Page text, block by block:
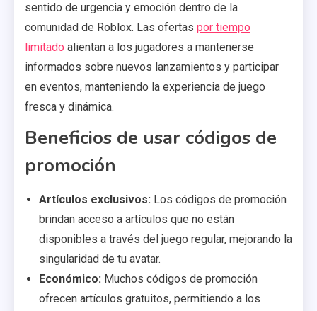
sentido de urgencia y emoción dentro de la
comunidad de Roblox. Las ofertas por tiempo
limitado alientan a los jugadores a mantenerse
informados sobre nuevos lanzamientos y participar
en eventos, manteniendo la experiencia de juego
fresca y dinámica.
Beneficios de usar códigos de
promoción
Artículos exclusivos: Los códigos de promoción
brindan acceso a artículos que no están
disponibles a través del juego regular, mejorando la
singularidad de tu avatar.
Económico: Muchos códigos de promoción
ofrecen artículos gratuitos, permitiendo a los